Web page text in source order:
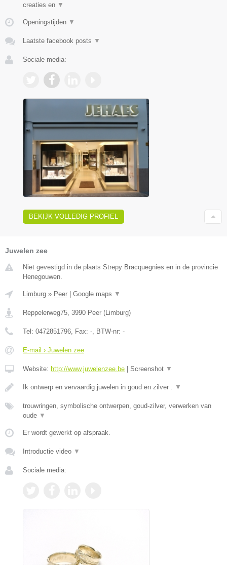
creaties en ▼
Openingstijden ▼
Laatste facebook posts ▼
Sociale media:
BEKIJK VOLLEDIG PROFIEL
Juwelen zee
Niet gevestigd in de plaats Strepy Bracquegnies en in de provincie
Henegouwen.
Limburg » Peer Google maps ▼
Reppelerweg75 3990 Peer ( Limburg)
Tel: 0472851796 , Fax: - , BTW-nr: -
E-mail › Juwelen zee
Website: http://www.juwelenzee.be Screenshot ▼
Ik ontwerp en vervaardig juwelen in goud en zilver . ▼
trouwringen, symbolische ontwerpen, goud-zilver, verwerken van
oude ▼
Er wordt gewerkt op afspraak.
Introductie video ▼
Sociale media: